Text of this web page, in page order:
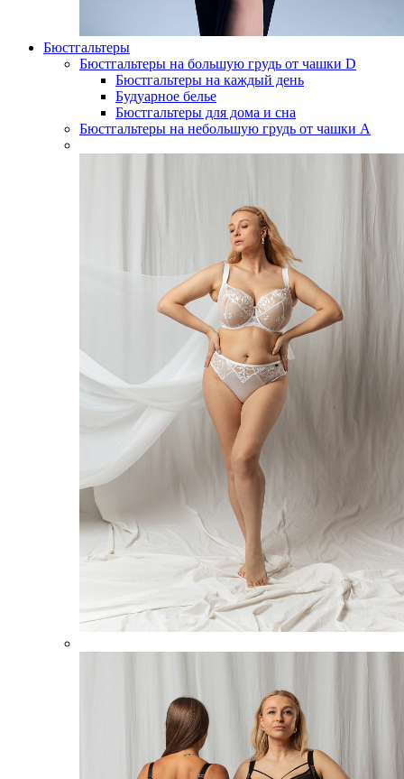
Бюстгальтеры
Бюстгальтеры на большую грудь от чашки D
Бюстгальтеры на каждый день
Будуарное белье
Бюстгальтеры для дома и сна
Бюстгальтеры на небольшую грудь от чашки А